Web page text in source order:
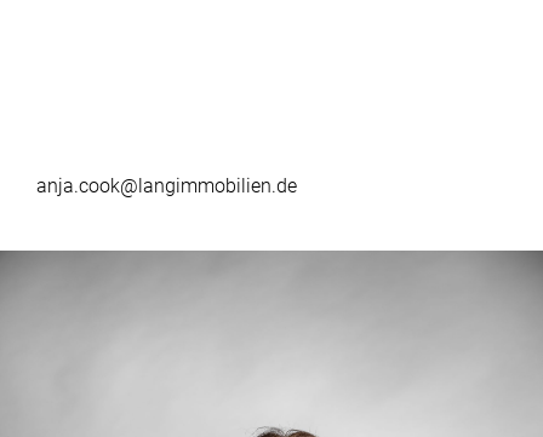
anja.cook@langimmobilien.de